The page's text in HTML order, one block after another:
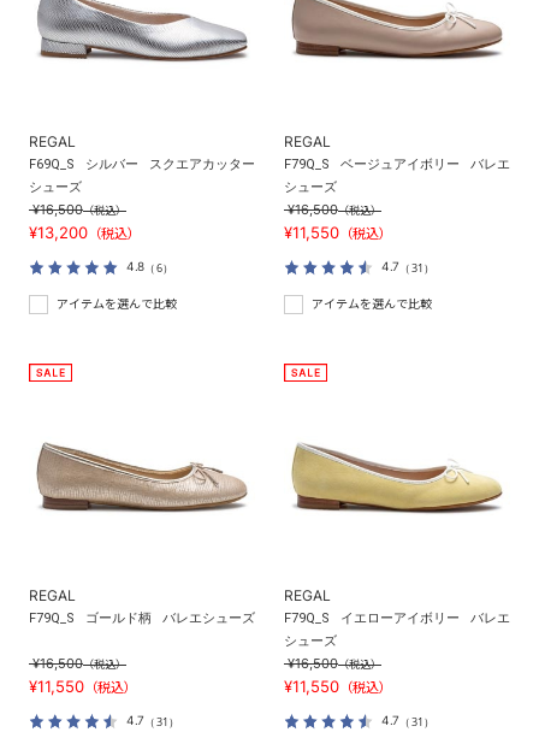
REGAL
F69Q_S シルバー
スクエアカッター
シューズ
¥16,500（税込）
¥13,200 （税込）
4.8 （6）
アイテムを選んで比較
REGAL
F79Q_S ベージュアイボリー
バレエ
シューズ
¥16,500（税込）
¥11,550 （税込）
4.7 （31）
アイテムを選んで比較
REGAL
F79Q_S ゴールド柄 バレエシューズ
¥16,500（税込）
¥11,550 （税込）
4.7 （31）
REGAL
F79Q_S イエローアイボリー
バレエ
シューズ
¥16,500（税込）
¥11,550 （税込）
4.7 （31）